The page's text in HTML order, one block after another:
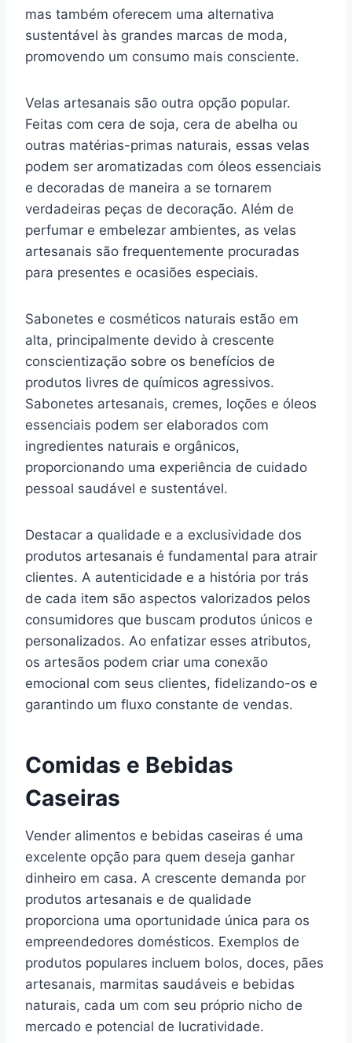
mas também oferecem uma alternativa
sustentável às grandes marcas de moda,
promovendo um consumo mais consciente.
Velas artesanais são outra opção popular.
Feitas com cera de soja, cera de abelha ou
outras matérias-primas naturais, essas velas
podem ser aromatizadas com óleos essenciais
e decoradas de maneira a se tornarem
verdadeiras peças de decoração. Além de
perfumar e embelezar ambientes, as velas
artesanais são frequentemente procuradas
para presentes e ocasiões especiais.
Sabonetes e cosméticos naturais estão em
alta, principalmente devido à crescente
conscientização sobre os benefícios de
produtos livres de químicos agressivos.
Sabonetes artesanais, cremes, loções e óleos
essenciais podem ser elaborados com
ingredientes naturais e orgânicos,
proporcionando uma experiência de cuidado
pessoal saudável e sustentável.
Destacar a qualidade e a exclusividade dos
produtos artesanais é fundamental para atrair
clientes. A autenticidade e a história por trás
de cada item são aspectos valorizados pelos
consumidores que buscam produtos únicos e
personalizados. Ao enfatizar esses atributos,
os artesãos podem criar uma conexão
emocional com seus clientes, fidelizando-os e
garantindo um fluxo constante de vendas.
Comidas e Bebidas
Caseiras
Vender alimentos e bebidas caseiras é uma
excelente opção para quem deseja ganhar
dinheiro em casa. A crescente demanda por
produtos artesanais e de qualidade
proporciona uma oportunidade única para os
empreendedores domésticos. Exemplos de
produtos populares incluem bolos, doces, pães
artesanais, marmitas saudáveis e bebidas
naturais, cada um com seu próprio nicho de
mercado e potencial de lucratividade.